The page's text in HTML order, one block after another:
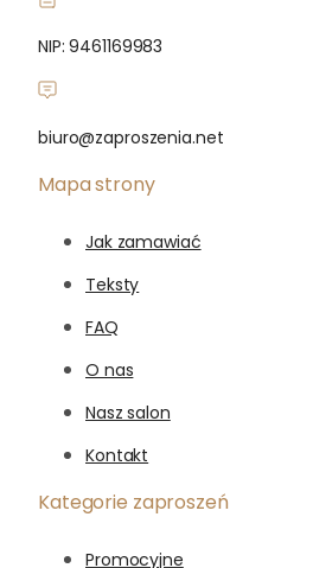
NIP: 9461169983
biuro@zaproszenia.net
Mapa strony
Jak zamawiać
Teksty
FAQ
O nas
Nasz salon
Kontakt
Kategorie zaproszeń
Promocyjne